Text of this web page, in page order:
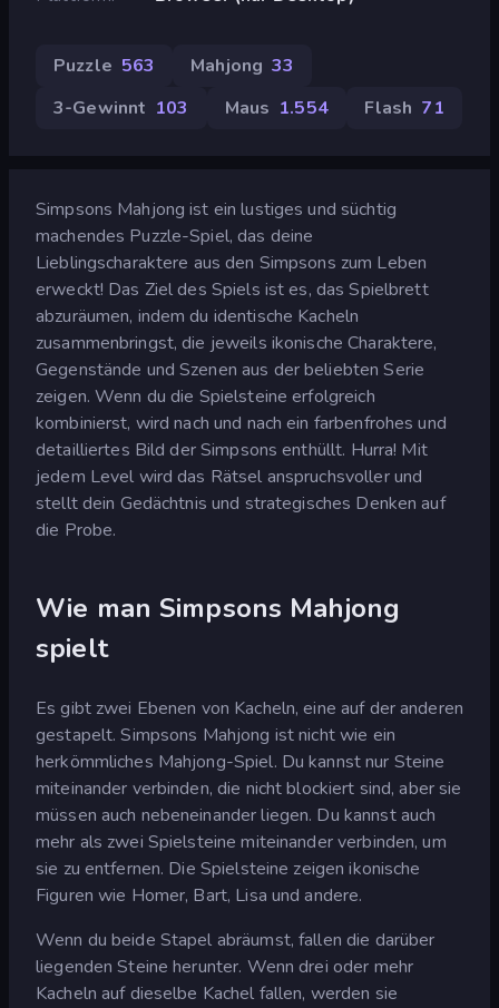
Puzzle 563 Mahjong 33
3-Gewinnt 103 Maus 1.554 Flash 71
Simpsons Mahjong ist ein lustiges und süchtig
machendes Puzzle-Spiel, das deine
Lieblingscharaktere aus den Simpsons zum Leben
erweckt! Das Ziel des Spiels ist es, das Spielbrett
abzuräumen, indem du identische Kacheln
zusammenbringst, die jeweils ikonische Charaktere,
Gegenstände und Szenen aus der beliebten Serie
zeigen. Wenn du die Spielsteine erfolgreich
kombinierst, wird nach und nach ein farbenfrohes und
detailliertes Bild der Simpsons enthüllt. Hurra! Mit
jedem Level wird das Rätsel anspruchsvoller und
stellt dein Gedächtnis und strategisches Denken auf
die Probe.
Wie man Simpsons Mahjong
spielt
Es gibt zwei Ebenen von Kacheln, eine auf der anderen
gestapelt. Simpsons Mahjong ist nicht wie ein
herkömmliches Mahjong-Spiel. Du kannst nur Steine
miteinander verbinden, die nicht blockiert sind, aber sie
müssen auch nebeneinander liegen. Du kannst auch
mehr als zwei Spielsteine miteinander verbinden, um
sie zu entfernen. Die Spielsteine zeigen ikonische
Figuren wie Homer, Bart, Lisa und andere.
Wenn du beide Stapel abräumst, fallen die darüber
liegenden Steine herunter. Wenn drei oder mehr
Kacheln auf dieselbe Kachel fallen, werden sie